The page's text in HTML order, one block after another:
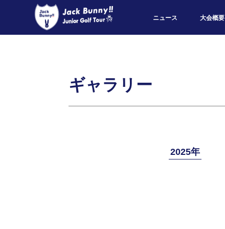
ニュース 大会概要
ギャラリー
2025年